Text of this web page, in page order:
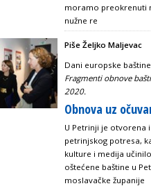
moramo preokrenuti
nužne re
Piše Željko Maljevac
Dani europske
Fragmenti obnove
2020.
Obnova uz
U Petrinji je otvorena
petrinjskog potresa,
kulture i medija
oštećene baštine u
moslavačke županije